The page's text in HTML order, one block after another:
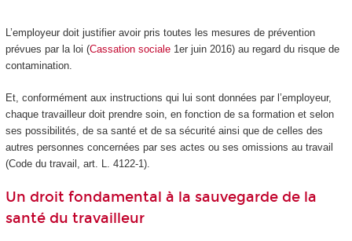
L’employeur doit justifier avoir pris toutes les mesures de prévention
prévues par la loi (Cassation sociale1erjuin 2016) au regard du risque de
contamination.
Et, conformément aux instructions qui lui sont données par l’employeur,
chaque travailleur doit prendre soin, en fonction de sa formation et selon
ses possibilités, de sa santé et de sa sécurité ainsi que de celles des
autres personnes concernées par ses actes ou ses omissions au travail
(Code du travail, art. L. 4122-1).
Un droit fondamental à la sauvegarde de la
santé du travailleur